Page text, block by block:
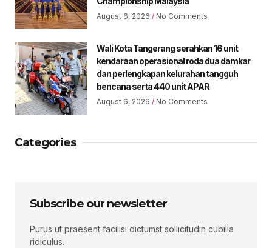
August 6, 2026 No Comments
Wali Kota Tangerang serahkan 16 unit
kendaraan operasional roda dua damkar
dan perlengkapan kelurahan tangguh
bencana serta 440 unit APAR
August 6, 2026 No Comments
Categories
Subscribe our newsletter
Purus ut praesent facilisi dictumst sollicitudin cubilia
ridiculus.